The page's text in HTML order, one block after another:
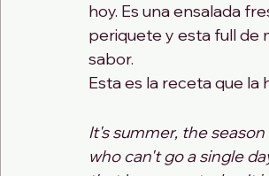
hoy. Es una ensalada
periquete y esta full de
sabor.
Esta es la receta que la
It's summer, the
who can't go a single